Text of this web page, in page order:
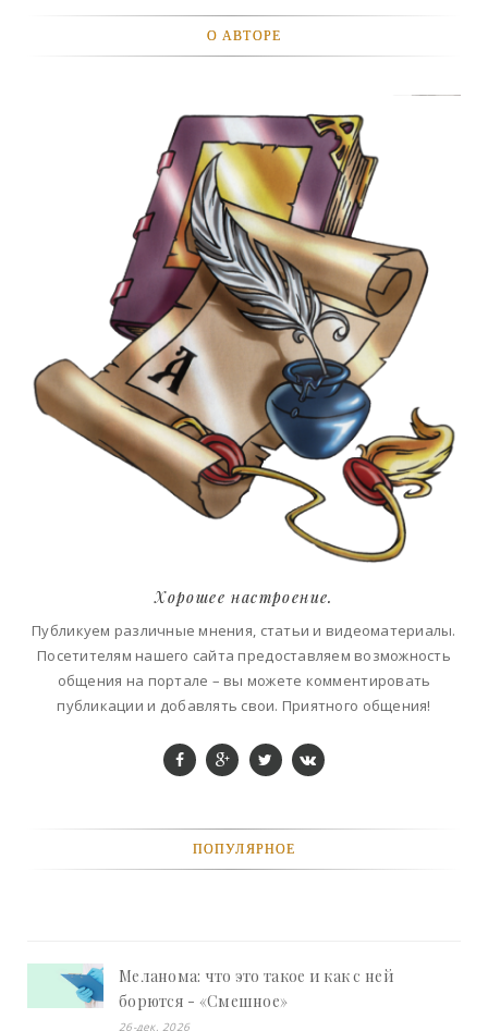
О АВТОРЕ
Хорошее настроение.
Публикуем различные мнения, статьи и видеоматериалы.
Посетителям нашего сайта предоставляем возможность
общения на портале – вы можете комментировать
публикации и добавлять свои. Приятного общения!
ПОПУЛЯРНОЕ
Меланома: что это такое и как с ней
борются - «Смешное»
26-дек, 2026